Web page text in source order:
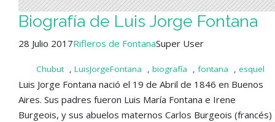
Biografía de Luis Jorge Fontana
28 Julio 2017Rifleros de FontanaSuper User
Chubut , LuisJorgeFontana , biografía , fontana , esquel
Luis Jorge Fontana nació el 19 de Abril de 1846 en Buenos
Aires. Sus padres fueron Luis María Fontana e Irene
Burgeois, y sus abuelos maternos Carlos Burgeois (francés)